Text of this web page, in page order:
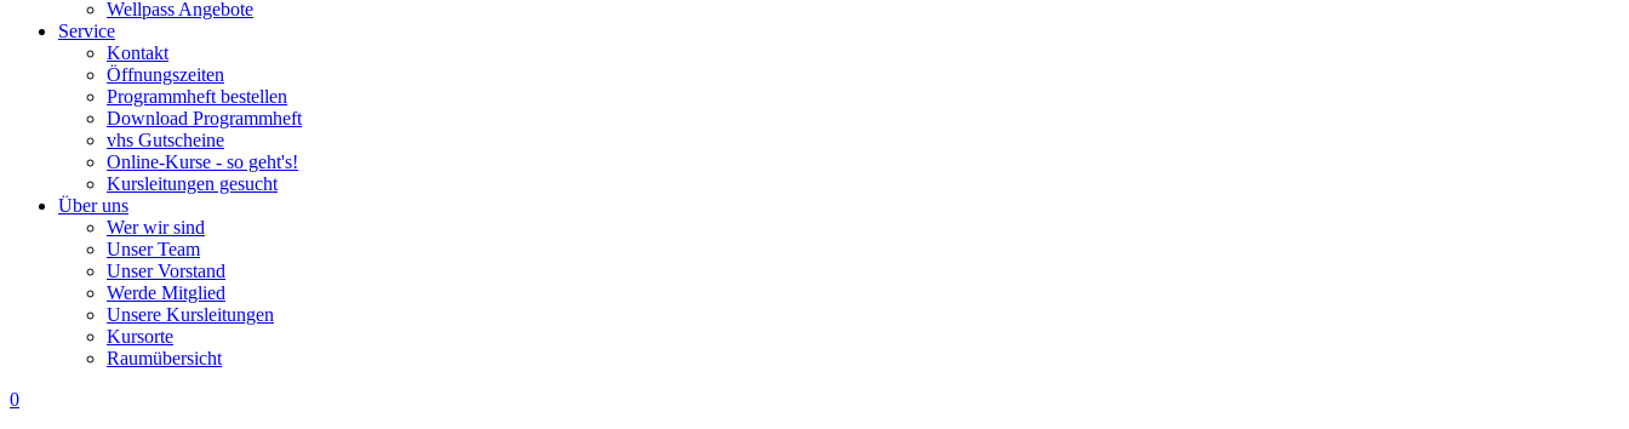
Wellpass Angebote
Service
Kontakt
Öffnungszeiten
Programmheft bestellen
Download Programmheft
vhs Gutscheine
Online-Kurse - so geht's!
Kursleitungen gesucht
Über uns
Wer wir sind
Unser Team
Unser Vorstand
Werde Mitglied
Unsere Kursleitungen
Kursorte
Raumübersicht
0